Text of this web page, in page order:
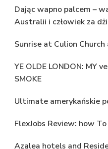
Dając wapno palcem –
Australii i człowiek za
Sunrise at Culion
YE OLDE LONDON: MY
SMOKE
Ultimate amerykańskie
FlexJobs Review: how
Azalea hotels and